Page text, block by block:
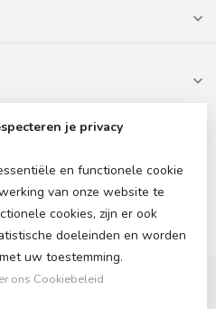
je privacy
en functionele cookie
van onze website te
cookies, zijn er ook
doeleinden en worden
uw toestemming.
ons Cookiebeleid